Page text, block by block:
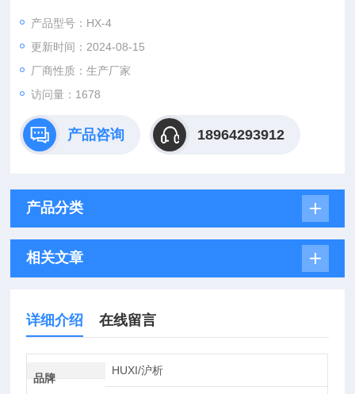
的危险。
产品型号：HX-4
更新时间：2024-08-15
厂商性质：生产厂家
访问量：1678
产品咨询 18964293912
产品分类
相关文章
详细介绍 在线留言
品牌
HUXI/沪析